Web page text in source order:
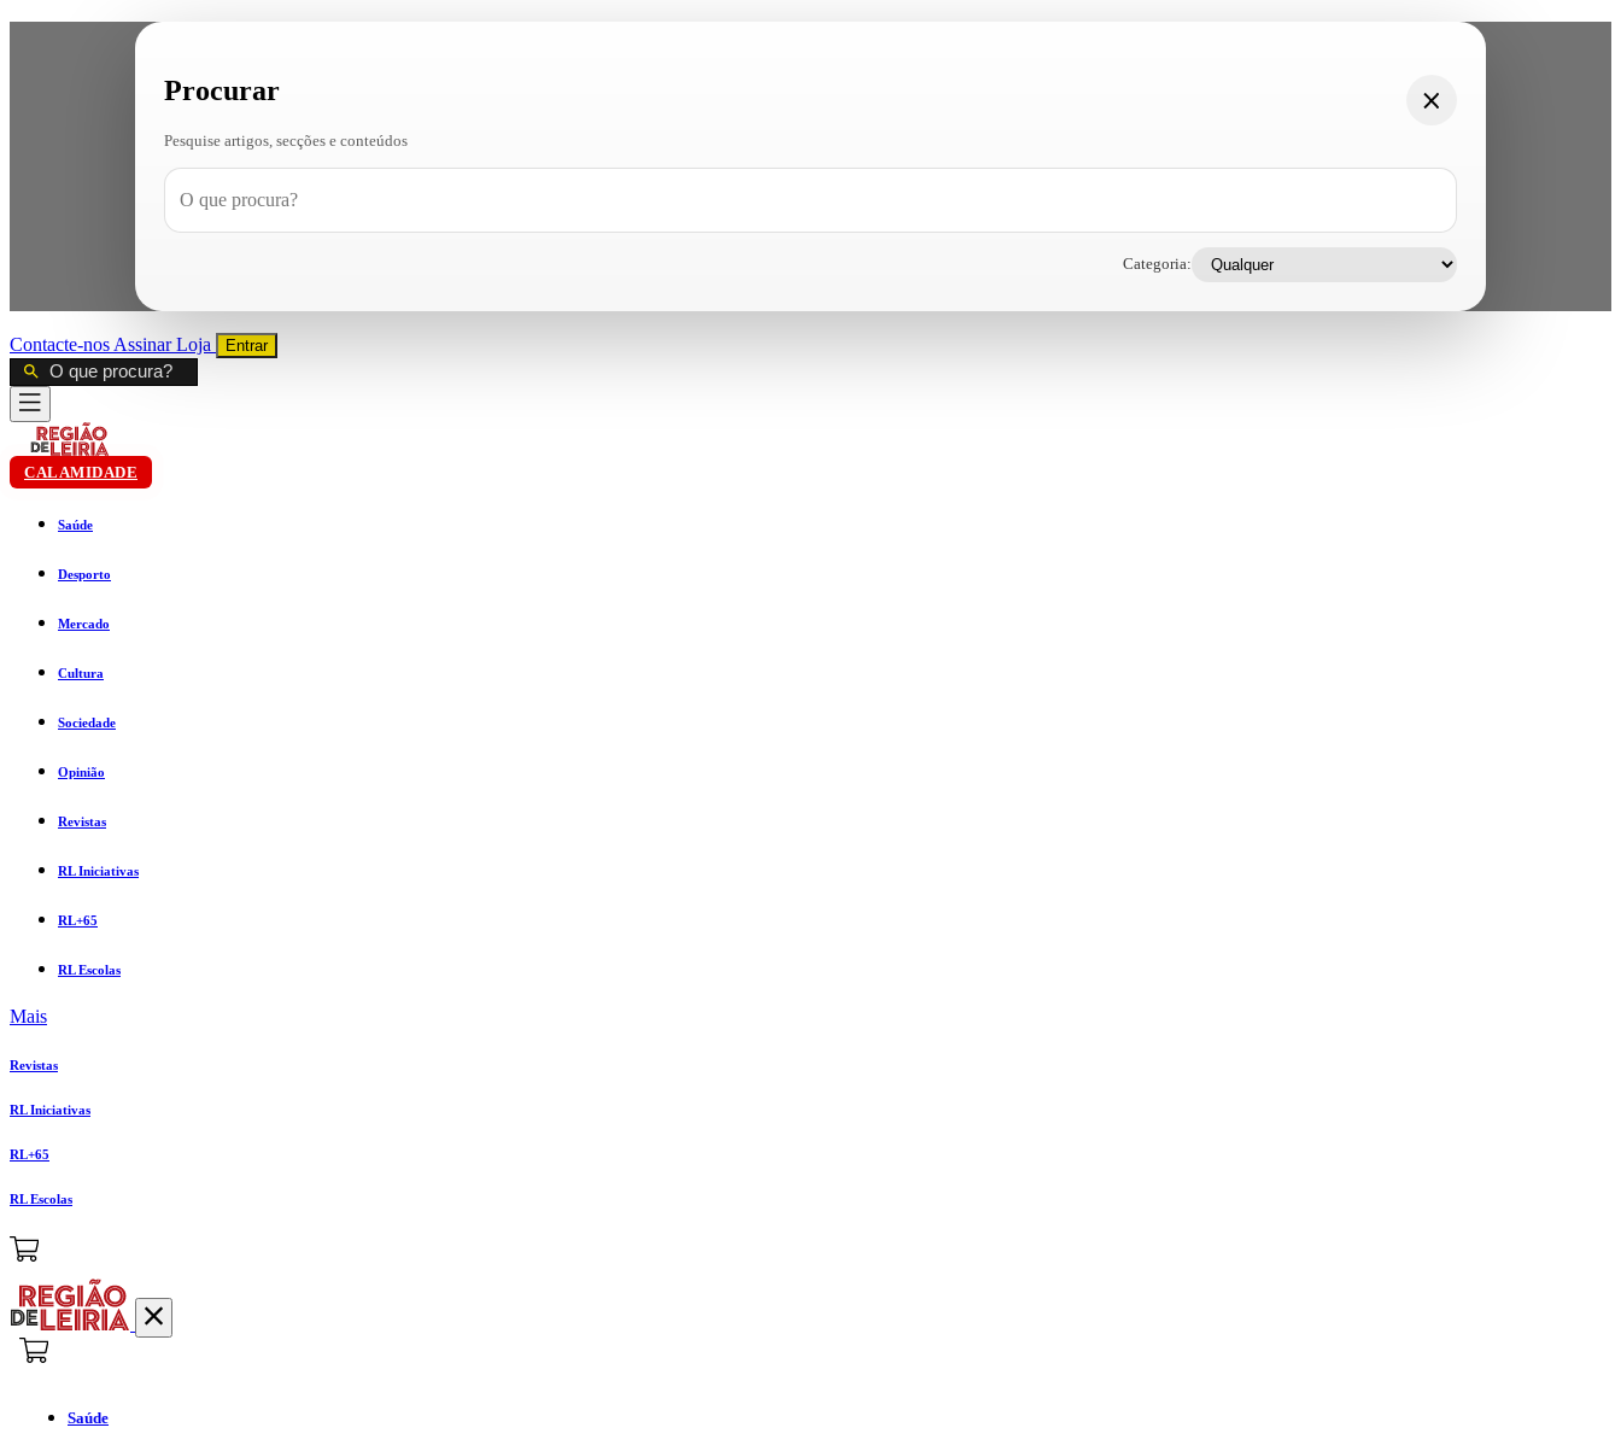
Procurar
Pesquise artigos, secções e conteúdos
Categoria:
Contacte-nos AssinarLoja Entrar
CALAMIDADE
Saúde
Desporto
Mercado
Cultura
Sociedade
Opinião
Revistas
RL Iniciativas
RL+65
RL Escolas
Mais
Revistas
RL Iniciativas
RL+65
RL Escolas
Saúde